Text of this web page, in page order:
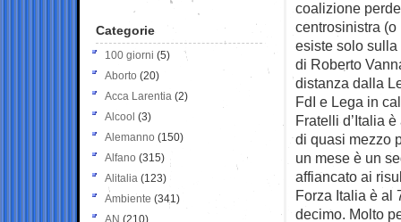
coalizione perde
centrosinistra (o
esiste solo sulla
di Roberto
distanza dalla
FdI e Lega in
Fratelli d’Italia
di quasi mezzo
un mese è un
affiancato ai
Forza Italia è al
decimo. Molto
Categorie
100 giorni (5)
Aborto (20)
Acca Larentia (2)
Alcool (3)
Alemanno (150)
Alfano (315)
Alitalia (123)
Ambiente (341)
AN (210)